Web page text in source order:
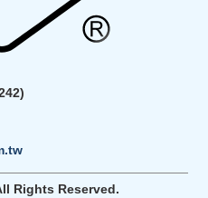
Rights Reserved.